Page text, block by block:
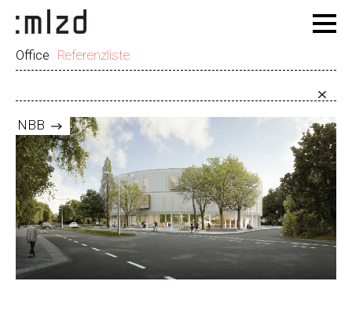
Office Referenzliste
NBB